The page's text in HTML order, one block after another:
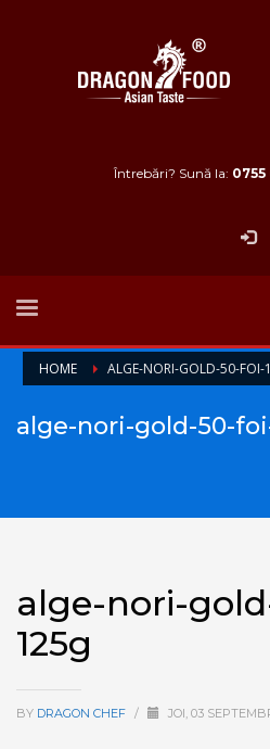
Întrebări? Sună la: 0755
HOME ALGE-NORI-GOLD-50-FOI-
alge-nori-gold-50-
alge-nori-
125g
BY DRAGON CHEF / JOI, 03